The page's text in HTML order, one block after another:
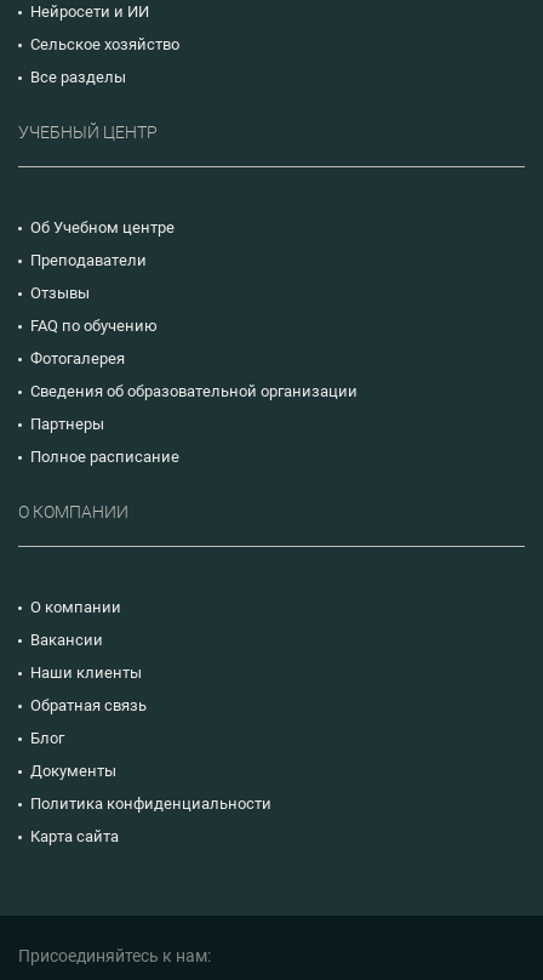
Нейросети и ИИ
Сельское хозяйство
Все разделы
УЧЕБНЫЙ ЦЕНТР
Об Учебном центре
Преподаватели
Отзывы
FAQ по обучению
Фотогалерея
Сведения об образовательной организации
Партнеры
Полное расписание
О КОМПАНИИ
О компании
Вакансии
Наши клиенты
Обратная связь
Блог
Документы
Политика конфиденциальности
Карта сайта
Присоединяйтесь к нам: